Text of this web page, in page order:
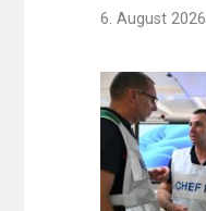
6. August 2026